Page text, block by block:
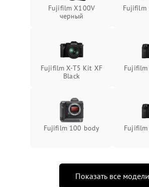
Fujifilm X100V
черный
Fujifilm
Fujifilm X-T5 Kit XF
Black
Fujifilm 100 body
Показать все модели